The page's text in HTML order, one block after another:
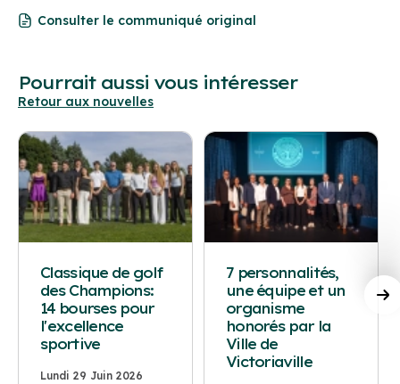
Consulter le communiqué original
Pourrait aussi vous intéresser
Retour aux nouvelles
Classique de golf
des Champions:
14 bourses pour
l'excellence
sportive
Lundi 29 Juin 2026
7 personnalités,
une équipe et un
organisme
honorés par la
Ville de
Victoriaville